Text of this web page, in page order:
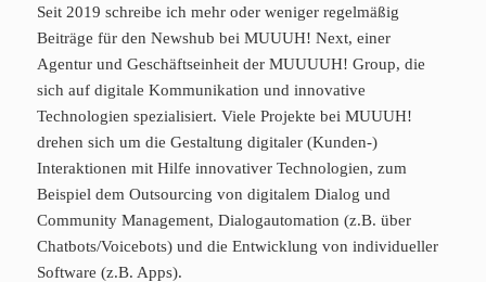
Seit 2019 schreibe ich mehr oder weniger regelmäßig
Beiträge für den Newshub bei MUUUH! Next, einer
Agentur und Geschäftseinheit der MUUUUH! Group, die
sich auf digitale Kommunikation und innovative
Technologien spezialisiert. Viele Projekte bei MUUUH!
drehen sich um die Gestaltung digitaler (Kunden-)
Interaktionen mit Hilfe innovativer Technologien, zum
Beispiel dem Outsourcing von digitalem Dialog und
Community Management, Dialogautomation (z.B. über
Chatbots/Voicebots) und die Entwicklung von individueller
Software (z.B. Apps).